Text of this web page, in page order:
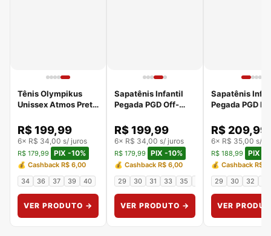
Tênis Olympikus
Unissex Atmos Preto
R$ 199,99
6× R$ 34,00 s/ juros
R$ 179,99 PIX -10%
💰 Cashback R$ 6,00
34
36 37 39 40
VER PRODUTO →
Sapatênis Infantil
Pegada PGD Off-
R$ 199,99
6× R$ 34,00 s/ juros
R$ 179,99 PIX -10%
💰 Cashback R$ 6,00
29
30 31 33 35
VER PRODUTO →
Sapatênis
Pegada PGD
R$ 209,99
6× R$ 35,00 s/
R$ 188,99 PIX -
💰 Cashback R$
29
30 32
VER